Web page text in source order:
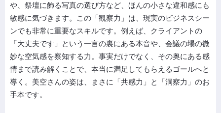
や、祭壇に飾る写真の選び方など、ほんの小さな違和感にも
敏感に気づきます。この「観察力」は、現実のビジネスシー
ンでも非常に重要なスキルです。例えば、クライアントの
「大丈夫です」という一言の裏にある本音や、会議の場の微
妙な空気感を察知する力。事実だけでなく、その奥にある感
情まで読み解くことで、本当に満足してもらえるゴールへと
導く。美空さんの姿は、まさに「共感力」と「洞察力」のお
手本です。